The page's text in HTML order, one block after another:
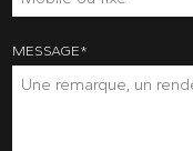
MESSAGE*